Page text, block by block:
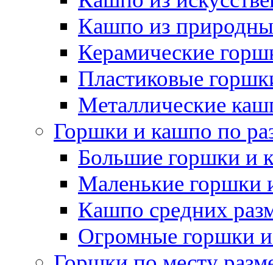
Кашпо из
Керамические
Пластиковые
Металлические
Горшки и кашпо по
Большие горшки и
Маленькие горшки
Кашпо средних
Огромные горшки